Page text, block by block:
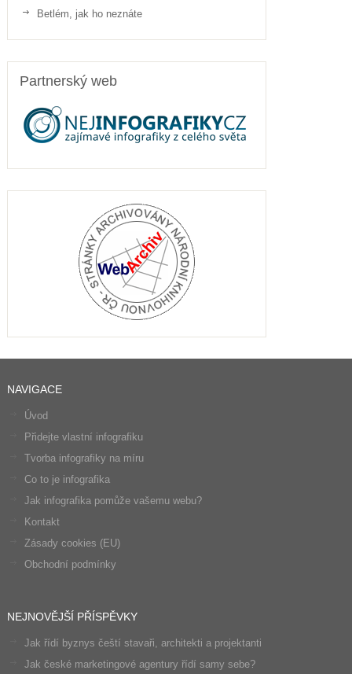
Betlém, jak ho neznáte
Partnerský web
NAVIGACE
Úvod
Přidejte vlastní infografiku
Tvorba infografiky na míru
Co to je infografika
Jak infografika pomůže vašemu webu?
Kontakt
Zásady cookies (EU)
Obchodní podmínky
NEJNOVĚJŠÍ PŘÍSPĚVKY
Jak řídí byznys čeští stavaři, architekti a projektanti
Jak české marketingové agentury řídí samy sebe?